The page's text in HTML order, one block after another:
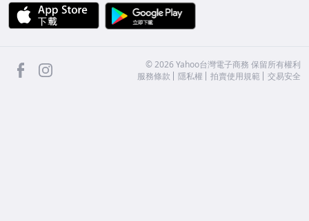
APP Store
facebook ©2026 Yahoo台灣電子商務 保留所有權利
服務條款
隱私權 拍賣使用規範 交易安全